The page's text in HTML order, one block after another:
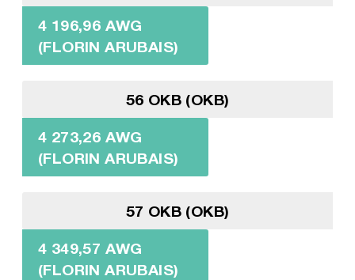
4 196,96 AWG
(FLORIN ARUBAIS)
56 OKB (OKB)
4 273,26 AWG
(FLORIN ARUBAIS)
57 OKB (OKB)
4 349,57 AWG
(FLORIN ARUBAIS)